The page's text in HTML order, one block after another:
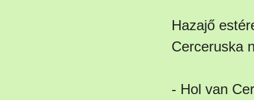
Hazajő
Cerceruska
- Hol van